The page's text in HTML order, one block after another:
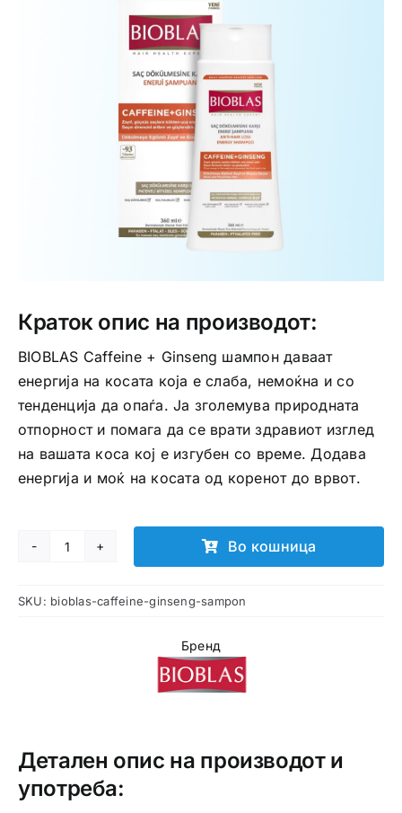
Медицински апрати
Краток опис на производот:
BIOBLAS Caffeine + Ginseng шампон даваат
енергија на косата која е слаба, немоќна и со
тенденција да опаѓа. Ја зголемува природната
отпорност и помага да се врати здравиот изглед
на вашата коса кој е изгубен со време. Додава
енергија и моќ на косата од коренот до врвот.
BIOBLAS
+
Во кошница
SKU: bioblas-caffeine-ginseng-sampon
Бренд
Детален опис на производот и
употреба: